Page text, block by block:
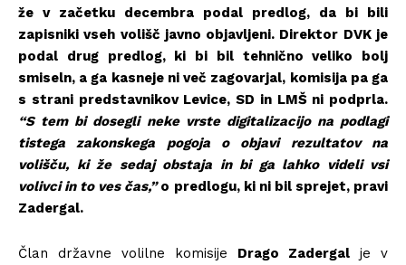
že v začetku decembra podal predlog, da bi bili
zapisniki vseh volišč javno objavljeni. Direktor DVK je
podal drug predlog, ki bi bil tehnično veliko bolj
smiseln, a ga kasneje ni več zagovarjal, komisija pa ga
s strani predstavnikov Levice, SD in LMŠ ni podprla.
“S tem bi dosegli neke vrste digitalizacijo na podlagi
tistega zakonskega pogoja o objavi rezultatov na
volišču, ki že sedaj obstaja in bi ga lahko videli vsi
volivci in to ves čas,”o predlogu, ki ni bil sprejet, pravi
Zadergal.
Član državne volilne komisije Drago Zadergal je v